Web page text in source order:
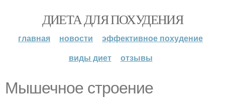
ДИЕТА ДЛЯ ПОХУДЕНИЯ
главная новости
эффективное похудение
виды диет
отзывы
Мышечное строение